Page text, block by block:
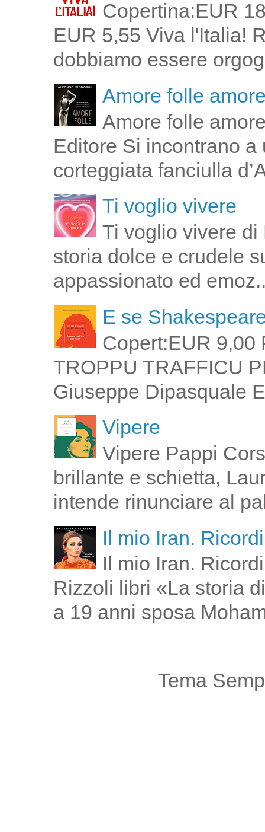
Copertina:EUR
EUR 5,55 Viva l'Italia!
dobbiamo essere
Amore folle
Amore folle
Editore Si incontrano
corteggiata fanciulla
Ti voglio vivere
Ti voglio vivere
storia dolce e crudele
appassionato ed
E se
Copert:EUR 9,00
TROPPU TRAFFICU
Giuseppe Dipasquale
Vipere
Vipere Pappi
brillante e schietta,
intende rinunciare al
Il mio Iran.
Il mio Iran.
Rizzoli libri «La storia
a 19 anni sposa
Tema